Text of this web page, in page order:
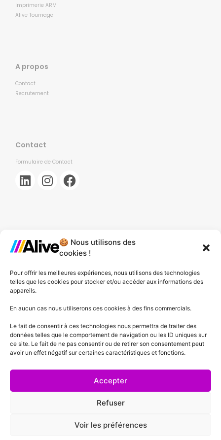
🍪 Nous utilisons des
cookies !
Pour offrir les meilleures expériences, nous utilisons des technologies
telles que les cookies pour stocker et/ou accéder aux informations des
appareils.
En aucun cas nous utiliserons ces cookies à des fins commercials.
Le fait de consentir à ces technologies nous permettra de traiter des
données telles que le comportement de navigation ou les ID uniques sur
ce site. Le fait de ne pas consentir ou de retirer son consentement peut
avoir un effet négatif sur certaines caractéristiques et fonctions.
Accepter
Refuser
Voir les préférences
Imprimerie ARM
Alive Tournage
A propos
Contact
Recrutement
Contact
Formulaire de Contact
Agence de Lille
Agence de Plessis-Pâté
Agence d'Angers
Agence de Lyon
Agence de Cannes